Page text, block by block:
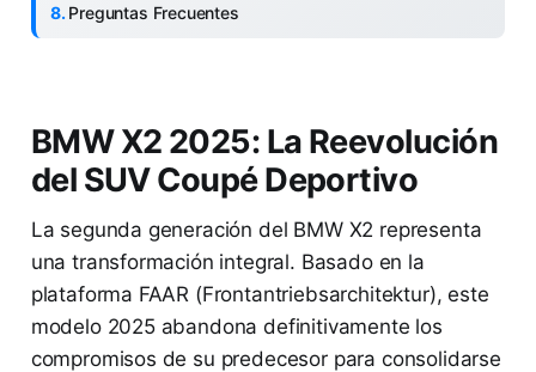
Preguntas Frecuentes
BMW X2 2025: La Reevolución
del SUV Coupé Deportivo
La segunda generación del BMW X2 representa
una transformación integral. Basado en la
plataforma FAAR (Frontantriebsarchitektur), este
modelo 2025 abandona definitivamente los
compromisos de su predecesor para consolidarse